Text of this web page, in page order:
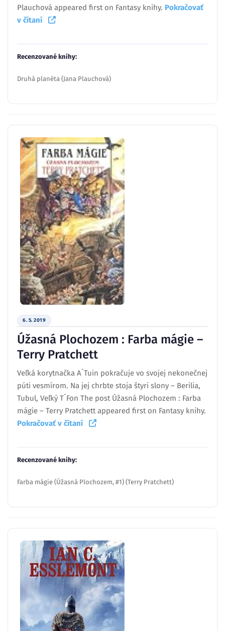
Plauchová appeared first on Fantasy knihy. Pokračovať
v čítaní
Recenzované knihy:
Druhá planéta (Jana Plauchová)
6. 5. 2019
Úžasná Plochozem : Farba mágie –
Terry Pratchett
Veľká korytnačka A´Tuin pokračuje vo svojej nekonečnej
púti vesmírom. Na jej chrbte stoja štyri slony – Berilia,
Tubul, Veľký T´Fon The post Úžasná Plochozem : Farba
mágie – Terry Pratchett appeared first on Fantasy knihy.
Pokračovať v čítaní
Recenzované knihy:
Farba mágie (Úžasná Plochozem, #1) (Terry Pratchett)